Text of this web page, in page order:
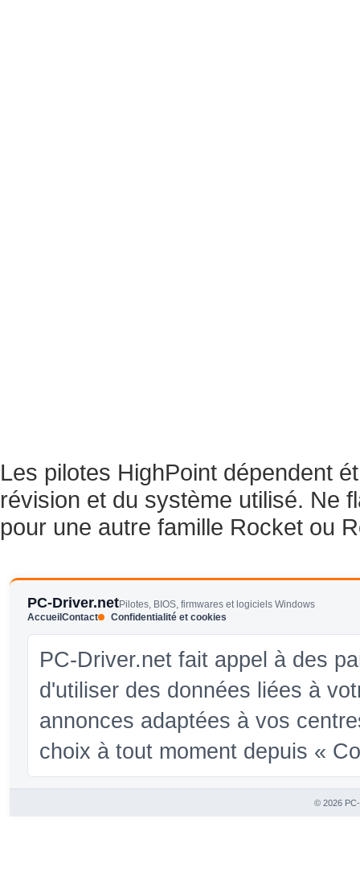
Les pilotes HighPoint dépendent
révision et du système utilisé. Ne
pour une autre famille Rocket ou
PC-Driver.netPilotes, BIOS, firmwares et logiciels Windows
AccueilContact Confidentialité et cookies
PC-Driver.net fait appel à des
d'utiliser des données liées à
annonces adaptées à vos
choix à tout moment depuis «
© 2026